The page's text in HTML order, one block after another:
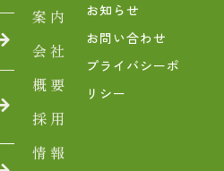
案内
会社
概要
採用
情報
お知らせ
お問い合わせ
プライバシーポ
リシー